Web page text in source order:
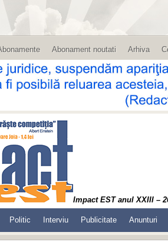
Abonament noutati Arhiva
Impact EST anul XXIII –
Politic Interviu Publicitate Anunturi